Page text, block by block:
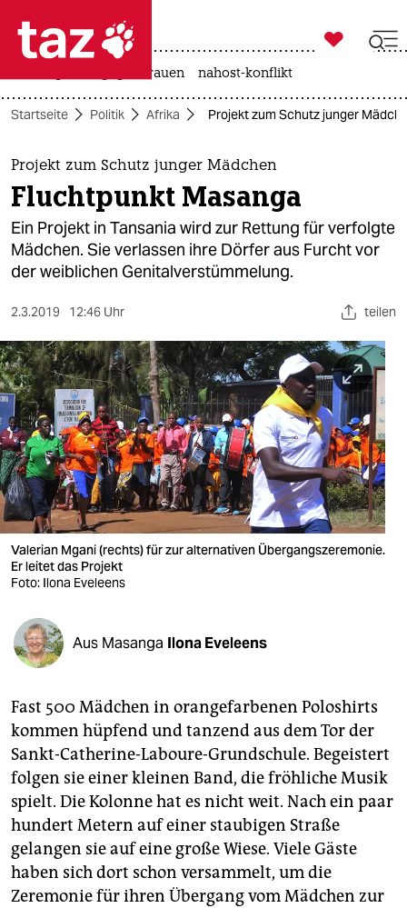
 taz zahl ich
taz zahl ich
themen
politik
öko
sport
berlin
nord
wahrheit
verlag
verlag
shop
fragen & hilfe
unterstützen
abo
genossenschaft
epaper login

taz zahl ich
gewalt gegen frauen nahost-konflikt
Startseite Politik Afrika Projekt zum Schutz junger
Projekt zum Schutz junger Mädchen
Fluchtpunkt Masanga
Ein Projekt in Tansania wird zur Rettung für verfolgte
Mädchen. Sie verlassen ihre Dörfer aus Furcht vor
der weiblichen Genitalverstümmelung.
2.3.2019 12:46 Uhr teilen
Valerian Mgani (rechts) für zur alternativen Übergangszeremonie.
Er leitet das Projekt
Foto: Ilona Eveleens
Aus Masanga Ilona Eveleens
Fast 500 Mädchen in orangefarbenen Poloshirts
kommen hüpfend und tanzend aus dem Tor der
Sankt-Catherine-Laboure-Grundschule. Begeistert
folgen sie einer kleinen Band, die fröhliche Musik
spielt. Die Kolonne hat es nicht weit. Nach ein paar
hundert Metern auf einer staubigen Straße
gelangen sie auf eine große Wiese. Viele Gäste
haben sich dort schon versammelt, um die
Zeremonie für ihren Übergang vom Mädchen zur